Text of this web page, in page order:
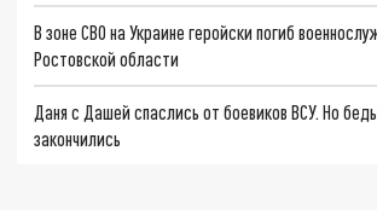
В зоне СВО на Украине геройски погиб
Ростовской области
Даня с Дашей спаслись от боевиков ВСУ. Но
закончились